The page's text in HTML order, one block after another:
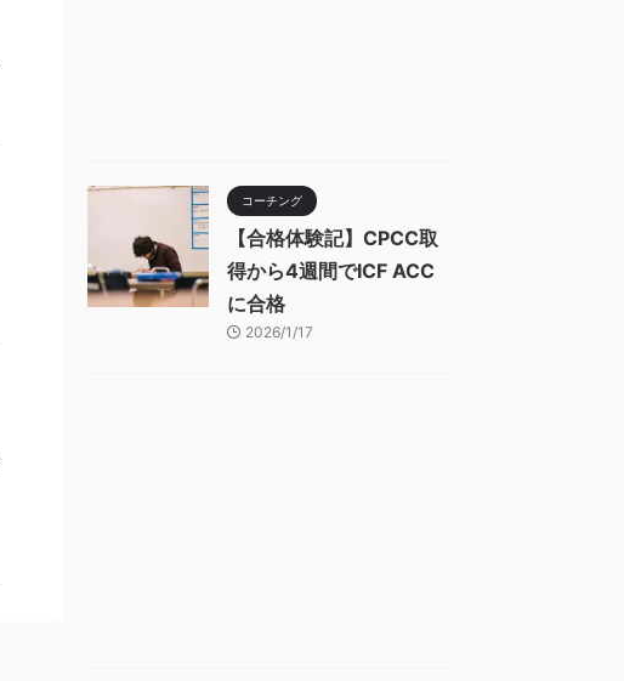
コーチング
【合格体験記】CPCC取
得から4週間でICF ACC
に合格
2026/1/17